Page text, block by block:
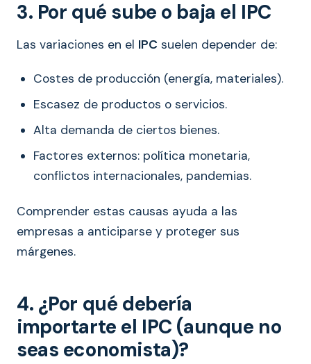
3. Por qué sube o baja el IPC
Las variaciones en el IPC suelen depender de:
Costes de producción (energía, materiales).
Escasez de productos o servicios.
Alta demanda de ciertos bienes.
Factores externos: política monetaria,
conflictos internacionales, pandemias.
Comprender estas causas ayuda a las
empresas a anticiparse y proteger sus
márgenes.
4. ¿Por qué debería
importarte el IPC (aunque no
seas economista)?